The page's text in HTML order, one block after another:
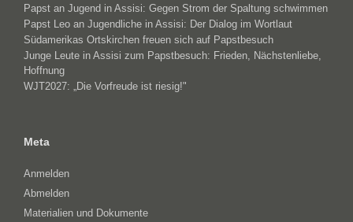
Papst an Jugend in Assisi: Gegen Strom der Spaltung schwimmen
Papst Leo an Jugendliche in Assisi: Der Dialog im Wortlaut
Südamerikas Ortskirchen freuen sich auf Papstbesuch
Junge Leute in Assisi zum Papstbesuch: Frieden, Nächstenliebe,
Hoffnung
WJT2027: „Die Vorfreude ist riesig!"
Meta
Anmelden
Abmelden
Materialien und Dokumente